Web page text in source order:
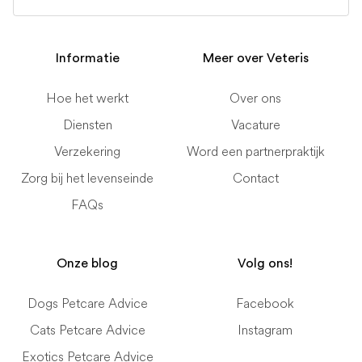
Informatie
Hoe het werkt
Diensten
Verzekering
Zorg bij het levenseinde
FAQs
Meer over Veteris
Over ons
Vacature
Word een partnerpraktijk
Contact
Onze blog
Dogs Petcare Advice
Cats Petcare Advice
Exotics Petcare Advice
Volg ons!
Facebook
Instagram